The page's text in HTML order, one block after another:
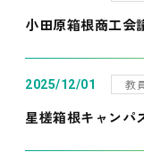
小田原箱根商工会
2025/12/01 教
星槎箱根キャンパ